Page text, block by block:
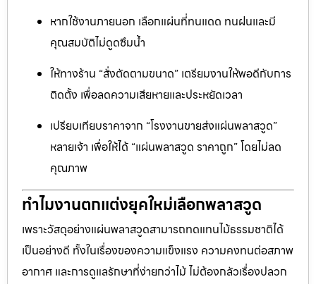
หากใช้งานภายนอก เลือกแผ่นที่ทนแดด ทนฝนและมี
คุณสมบัติไม่ดูดซึมน้ำ
ให้ทางร้าน “สั่งตัดตามขนาด” เตรียมงานให้พอดีกับการ
ติดตั้ง เพื่อลดความเสียหายและประหยัดเวลา
เปรียบเทียบราคาจาก “โรงงานขายส่งแผ่นพลาสวูด”
หลายเจ้า เพื่อให้ได้ “แผ่นพลาสวูด ราคาถูก” โดยไม่ลด
คุณภาพ
ทำไมงานตกแต่งยุคใหม่เลือกพลาสวูด
เพราะวัสดุอย่างแผ่นพลาสวูดสามารถทดแทนไม้ธรรมชาติได้
เป็นอย่างดี ทั้งในเรื่องของความแข็งแรง ความคงทนต่อสภาพ
อากาศ และการดูแลรักษาที่ง่ายกว่าไม้ ไม่ต้องกลัวเรื่องปลวก